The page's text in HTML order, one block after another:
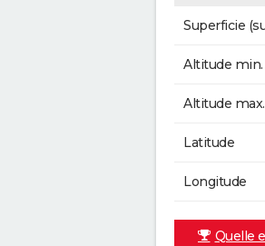
Superficie
Altitude min.
Altitude max.
Latitude
Longitude
Quelle